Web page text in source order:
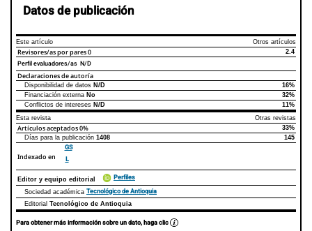
Datos de publicación
Este artículo Otros artículos
Revisores/as por pares0 2.4
Perfil evaluadores/as N/D
Declaraciones de autoría
Declaraciones de autoríaEste artículo
Disponibilidad de datos N/D
16%
Financiación externa No
32%
Conflictos de intereses N/D
11%
Esta revista
Otras revistas
Artículos aceptados0%
33%
Días para la publicación 1408 145
Indexado en
GS
L
Editor y equipo editorial Perfiles
Sociedad académica Tecnológico de Antioquia
Editorial Tecnológico de Antioquia
Para obtener más información sobre un dato, haga clic